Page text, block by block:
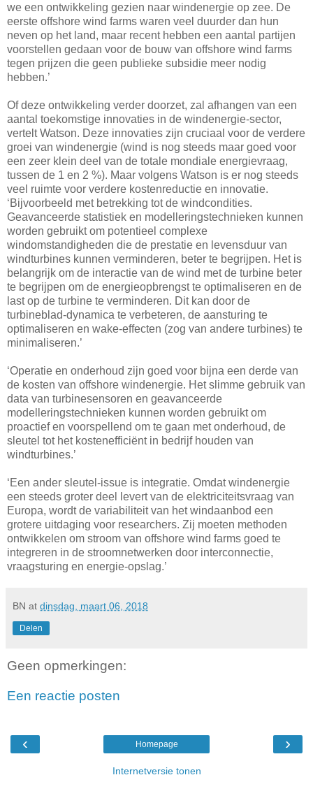
we een ontwikkeling gezien naar windenergie op zee. De
eerste offshore wind farms waren veel duurder dan hun
neven op het land, maar recent hebben een aantal partijen
voorstellen gedaan voor de bouw van offshore wind farms
tegen prijzen die geen publieke subsidie meer nodig
hebben.’
Of deze ontwikkeling verder doorzet, zal afhangen van een
aantal toekomstige innovaties in de windenergie-sector,
vertelt Watson. Deze innovaties zijn cruciaal voor de verdere
groei van windenergie (wind is nog steeds maar goed voor
een zeer klein deel van de totale mondiale energievraag,
tussen de 1 en 2 %). Maar volgens Watson is er nog steeds
veel ruimte voor verdere kostenreductie en innovatie.
‘Bijvoorbeeld met betrekking tot de windcondities.
Geavanceerde statistiek en modelleringstechnieken kunnen
worden gebruikt om potentieel complexe
windomstandigheden die de prestatie en levensduur van
windturbines kunnen verminderen, beter te begrijpen. Het is
belangrijk om de interactie van de wind met de turbine beter
te begrijpen om de energieopbrengst te optimaliseren en de
last op de turbine te verminderen. Dit kan door de
turbineblad-dynamica te verbeteren, de aansturing te
optimaliseren en wake-effecten (zog van andere turbines) te
minimaliseren.’
‘Operatie en onderhoud zijn goed voor bijna een derde van
de kosten van offshore windenergie. Het slimme gebruik van
data van turbinesensoren en geavanceerde
modelleringstechnieken kunnen worden gebruikt om
proactief en voorspellend om te gaan met onderhoud, de
sleutel tot het kostenefficiënt in bedrijf houden van
windturbines.’
‘Een ander sleutel-issue is integratie. Omdat windenergie
een steeds groter deel levert van de elektriciteitsvraag van
Europa, wordt de variabiliteit van het windaanbod een
grotere uitdaging voor researchers. Zij moeten methoden
ontwikkelen om stroom van offshore wind farms goed te
integreren in de stroomnetwerken door interconnectie,
vraagsturing en energie-opslag.’
BN at dinsdag, maart 06, 2018
Delen
Geen opmerkingen:
Een reactie posten
‹ ›
Homepage
Internetversie tonen